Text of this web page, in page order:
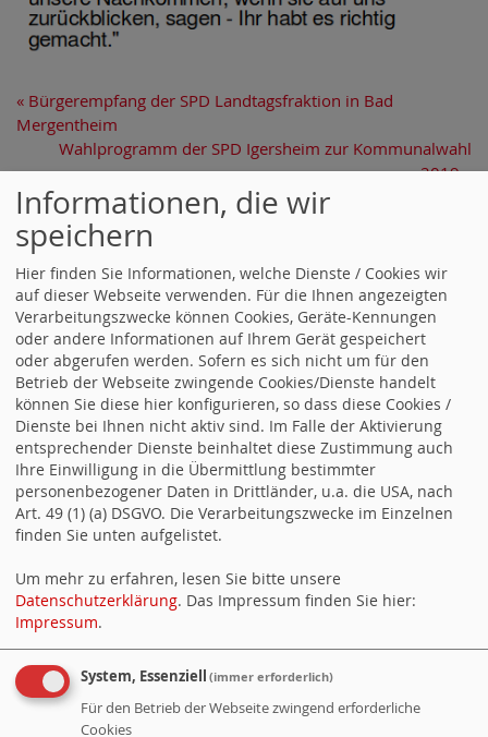
« Bürgerempfang der SPD Landtagsfraktion in Bad
Mergentheim
Wahlprogramm der SPD Igersheim zur Kommunalwahl
2019»
Besucher:279401
Heute:
33
Online:
3
Aktuelle-Artikel
19.05.2019 Die Kandidaten zur Kommunalwahl 2019 für den
Gemeinderat
19.05.2019 Wahlprogramm der SPD Igersheim zur
Kommunalwahl 2019
19.05.2019 Wahlprospekt der SPD Igersheim zur
Kommunalwahl 2019
28.01.2016 Haushaltsrede zum Haushalt 2016 der Gemeinde
Igersheim
18.12.2015 Weihnachtsgrüße der SPD Igersheim
Informationen, die wir
speichern
Hier finden Sie Informationen, welche Dienste / Cookies wir
auf dieser Webseite verwenden. Für die Ihnen angezeigten
Verarbeitungszwecke können Cookies, Geräte-Kennungen
oder andere Informationen auf Ihrem Gerät gespeichert
oder abgerufen werden. Sofern es sich nicht um für den
Betrieb der Webseite zwingende Cookies/Dienste handelt
können Sie diese hier konfigurieren, so dass diese Cookies /
Dienste bei Ihnen nicht aktiv sind. Im Falle der Aktivierung
entsprechender Dienste beinhaltet diese Zustimmung auch
Ihre Einwilligung in die Übermittlung bestimmter
personenbezogener Daten in Drittländer, u.a. die USA, nach
Art. 49 (1) (a) DSGVO. Die Verarbeitungszwecke im Einzelnen
finden Sie unten aufgelistet.
Um mehr zu erfahren, lesen Sie bitte unsere
Datenschutzerklärung. Das Impressum finden Sie hier:
Impressum.
System, Essenziell (immer erforderlich)
Für den Betrieb der Webseite zwingend erforderliche
Cookies